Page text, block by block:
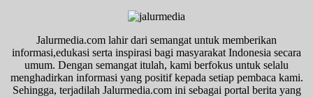
Jalurmedia.com lahir dari semangat untuk memberikan
informasi,edukasi serta inspirasi bagi masyarakat Indonesia secara
umum. Dengan semangat itulah, kami berfokus untuk selalu
menghadirkan informasi yang positif kepada setiap pembaca kami.
Sehingga, terjadilah Jalurmedia.com ini sebagai portal berita yang